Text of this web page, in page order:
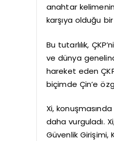
anahtar
karşıya olduğu
Bu tutarlılık,
ve dünya
hareket eden
biçimde Çin’e
Xi,
daha vurguladı.
Güvenlik Girişimi,